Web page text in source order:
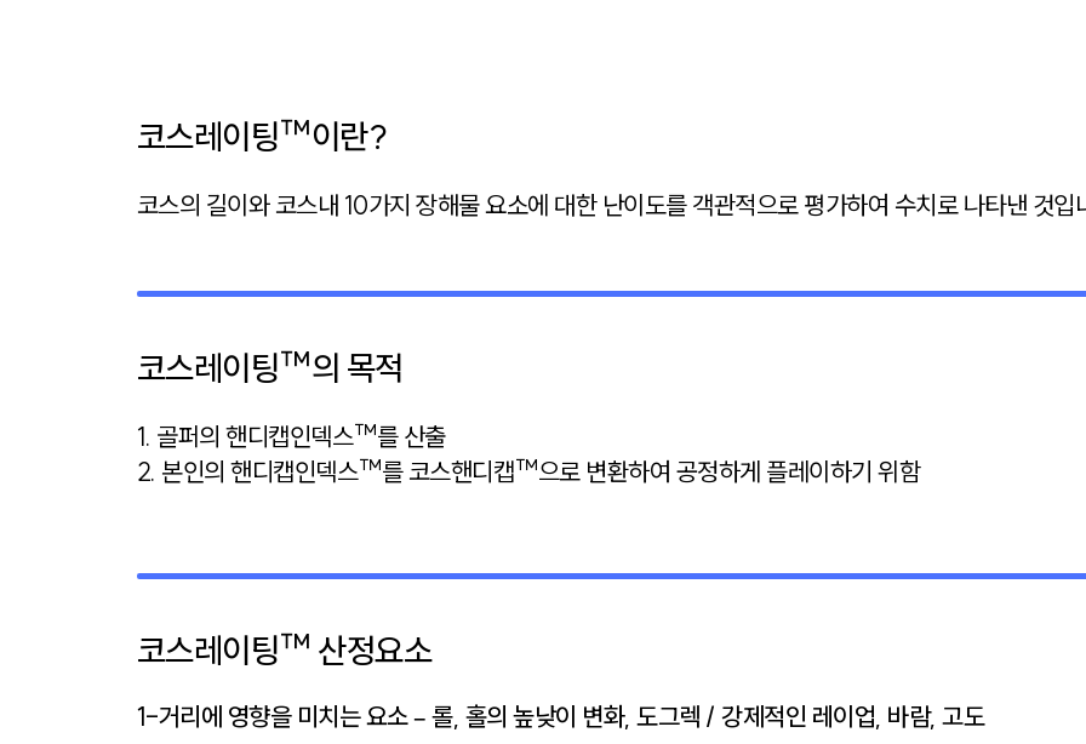
코스레이팅™이란?
코스의 길이와 코스내 10가지 장해물 요소에 대한 난이도를 객관적으로 평가하여 수치로 나타낸 것입
코스레이팅™의 목적
1. 골퍼의 핸디캡인덱스™를 산출
2. 본인의 핸디캡인덱스™를 코스핸디캡™으로 변환하여 공정하게 플레이하기 위함
코스레이팅™ 산정요소
1-거리에 영향을 미치는 요소 – 롤, 홀의 높낮이 변화, 도그렉 / 강제적인 레이업, 바람, 고도